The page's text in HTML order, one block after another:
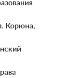
Корюна,